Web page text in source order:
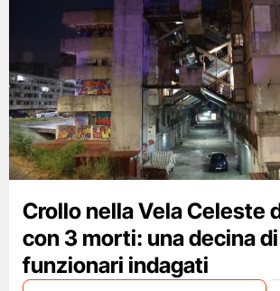
Crollo nella Vela Celeste
con 3 morti: una decina di
funzionari indagati